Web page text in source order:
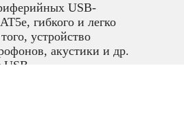
USB-
гибкого и легко
устройство
акустики и др.